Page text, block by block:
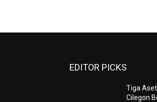
EDITOR PICKS
Tiga
Cilegon